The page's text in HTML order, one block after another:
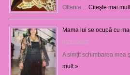
Oltenia …Citeşte mai
Mama lui se ocupă cu
05/12/2025
A simțit schimbarea mea
mult »